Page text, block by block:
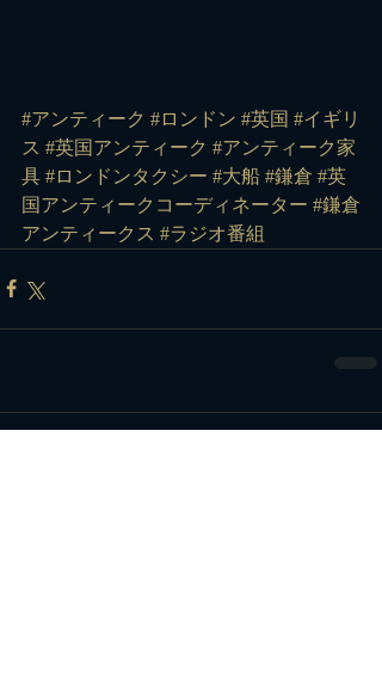
#アンティーク #ロンドン #英国 #イギリ
ス #英国アンティーク #アンティーク家
具 #ロンドンタクシー #大船 #鎌倉 #英
国アンティークコーディネーター #鎌倉
アンティークス #ラジオ番組